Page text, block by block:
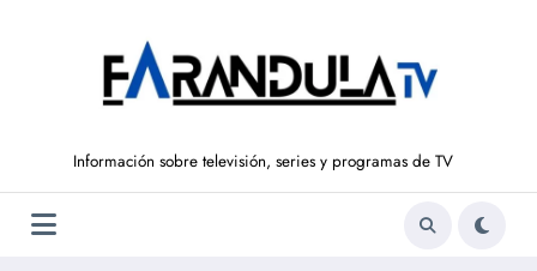
Información sobre televisión, series y programas de TV